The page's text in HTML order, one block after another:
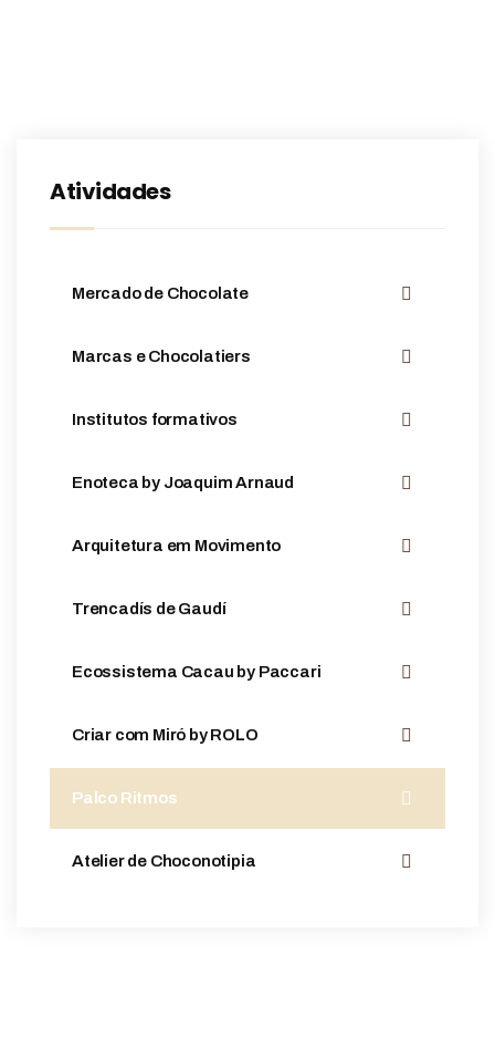
Atividades
Mercado de Chocolate
Marcas e Chocolatiers
Institutos formativos
Enoteca by Joaquim Arnaud
Arquitetura em Movimento
Trencadís de Gaudí
Ecossistema Cacau by Paccari
Criar com Miró by ROLO
Palco Ritmos
Atelier de Choconotipia